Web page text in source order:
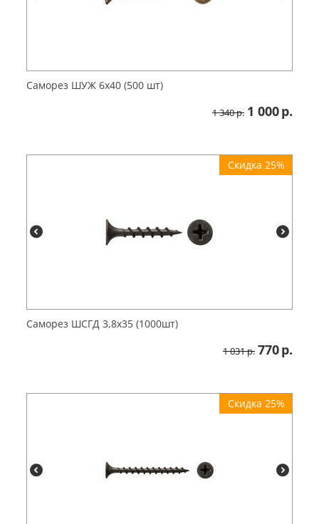
Саморез ШУЖ 6х40 (500 шт)
1 340р. 1 000р.
Скидка 25%
Саморез ШСГД 3,8х35 (1000шт)
1 031р. 770р.
Скидка 25%